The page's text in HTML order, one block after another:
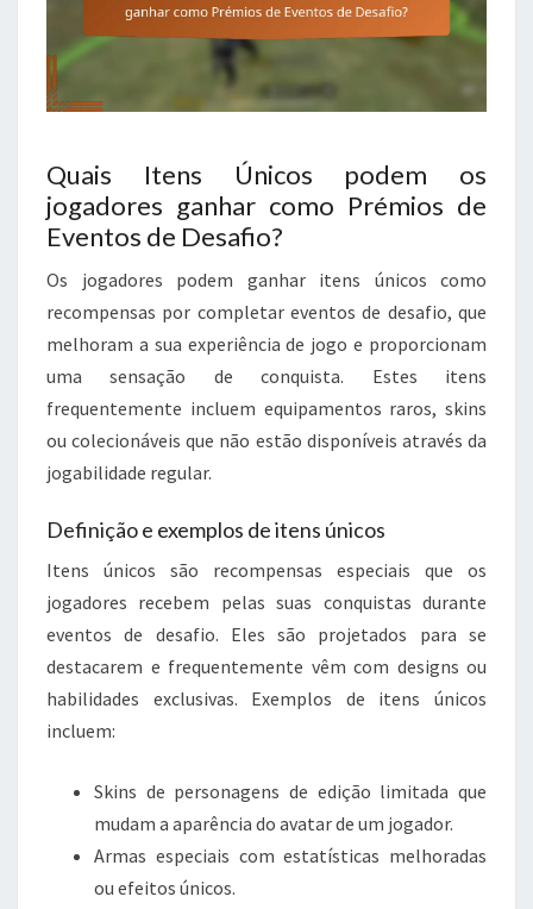
Quais Itens Únicos podem os
jogadores ganhar como Prémios de
Eventos de Desafio?
Os jogadores podem ganhar itens únicos como
recompensas por completar eventos de desafio, que
melhoram a sua experiência de jogo e proporcionam
uma sensação de conquista. Estes itens
frequentemente incluem equipamentos raros, skins
ou colecionáveis que não estão disponíveis através da
jogabilidade regular.
Definição e exemplos de itens únicos
Itens únicos são recompensas especiais que os
jogadores recebem pelas suas conquistas durante
eventos de desafio. Eles são projetados para se
destacarem e frequentemente vêm com designs ou
habilidades exclusivas. Exemplos de itens únicos
incluem:
Skins de personagens de edição limitada que
mudam a aparência do avatar de um jogador.
Armas especiais com estatísticas melhoradas
ou efeitos únicos.